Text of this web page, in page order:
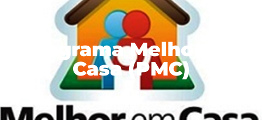
Programa Melhor em
Casa (PMC)